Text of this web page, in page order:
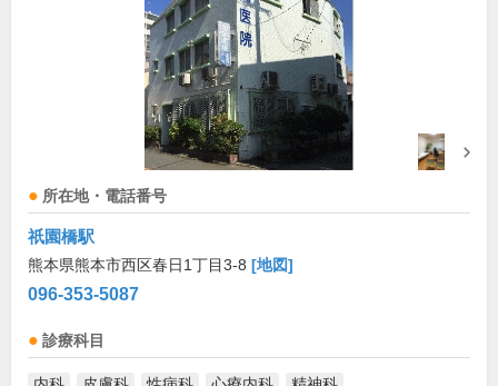
所在地・電話番号
祇園橋駅
熊本県熊本市西区春日1丁目3-8 [地図]
096-353-5087
診療科目